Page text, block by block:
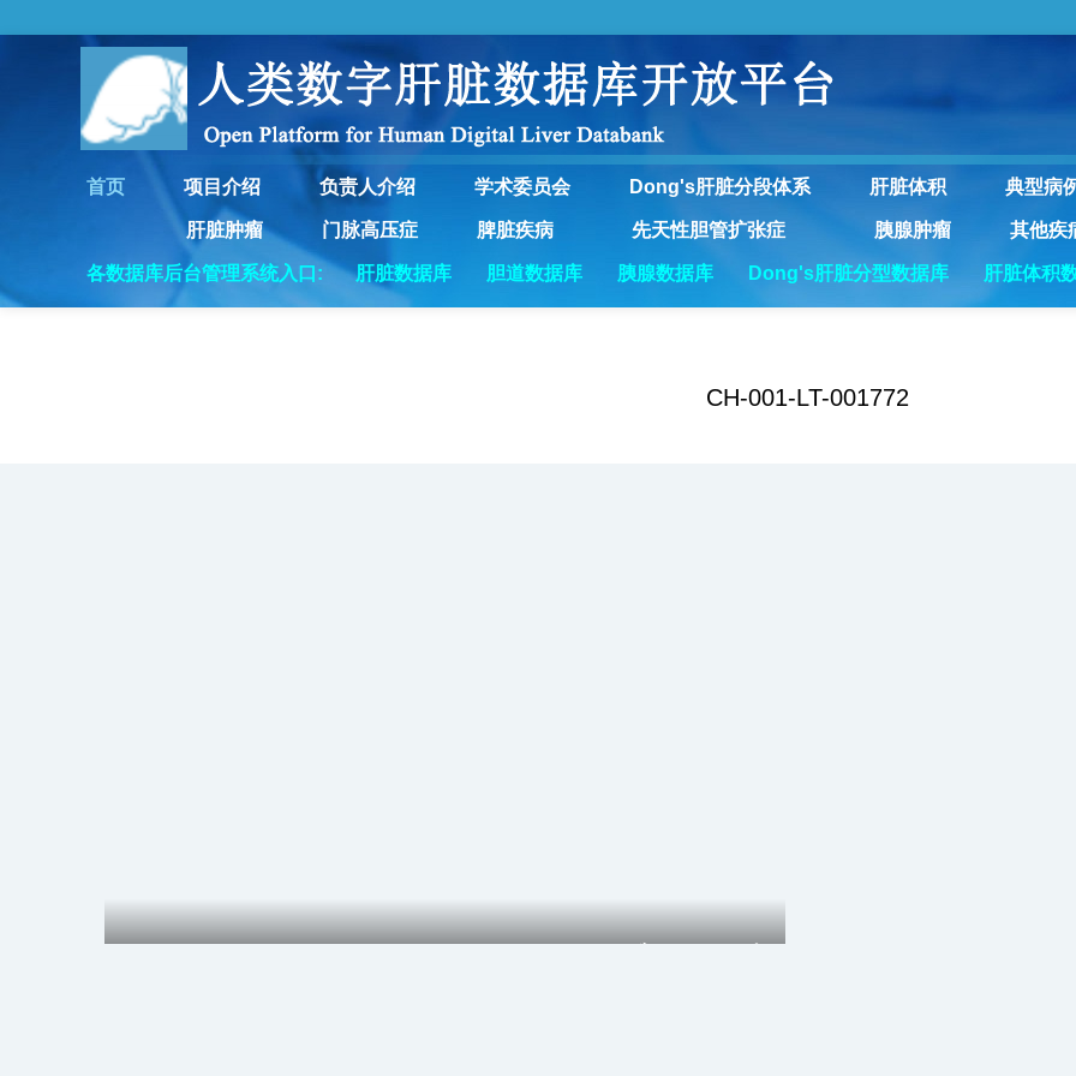
首页 项目介绍 负责人介绍 学术委员会 Dong's肝脏分段体系 肝脏体积 典型病
肝脏肿瘤 门脉高压症 脾脏疾病 先天性胆管扩张症 胰腺肿瘤 其他疾
各数据库后台管理系统入口: 肝脏数据库 胆道数据库 胰腺数据库 Dong's肝脏分型数据库 肝脏体积
CH-001-LT-001772